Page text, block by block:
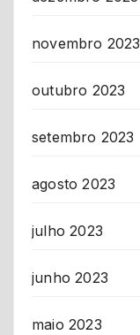
novembro 2023
outubro 2023
setembro 2023
agosto 2023
julho 2023
junho 2023
maio 2023